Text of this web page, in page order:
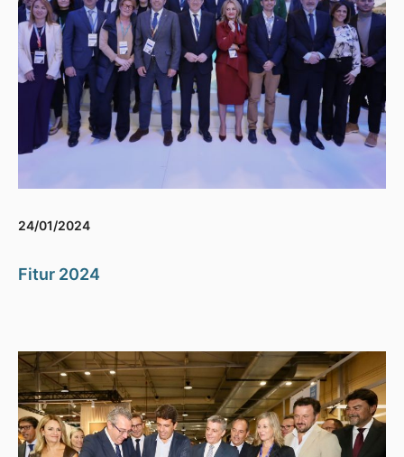
24/01/2024
Fitur 2024